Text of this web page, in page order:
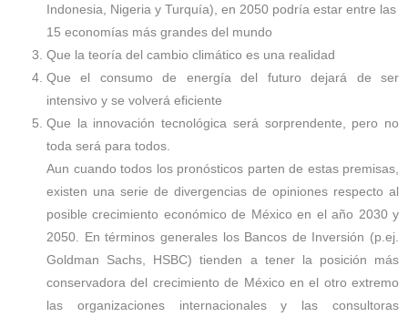
Indonesia, Nigeria y Turquía), en 2050 podría estar entre las
15 economías más grandes del mundo
Que la teoría del cambio climático es una realidad
Que el consumo de energía del futuro dejará de ser
intensivo y se volverá eficiente
Que la innovación tecnológica será sorprendente, pero no
toda será para todos.
Aun cuando todos los pronósticos parten de estas premisas,
existen una serie de divergencias de opiniones respecto al
posible crecimiento económico de México en el año 2030 y
2050. En términos generales los Bancos de Inversión (p.ej.
Goldman Sachs, HSBC) tienden a tener la posición más
conservadora del crecimiento de México en el otro extremo
las organizaciones internacionales y las consultoras